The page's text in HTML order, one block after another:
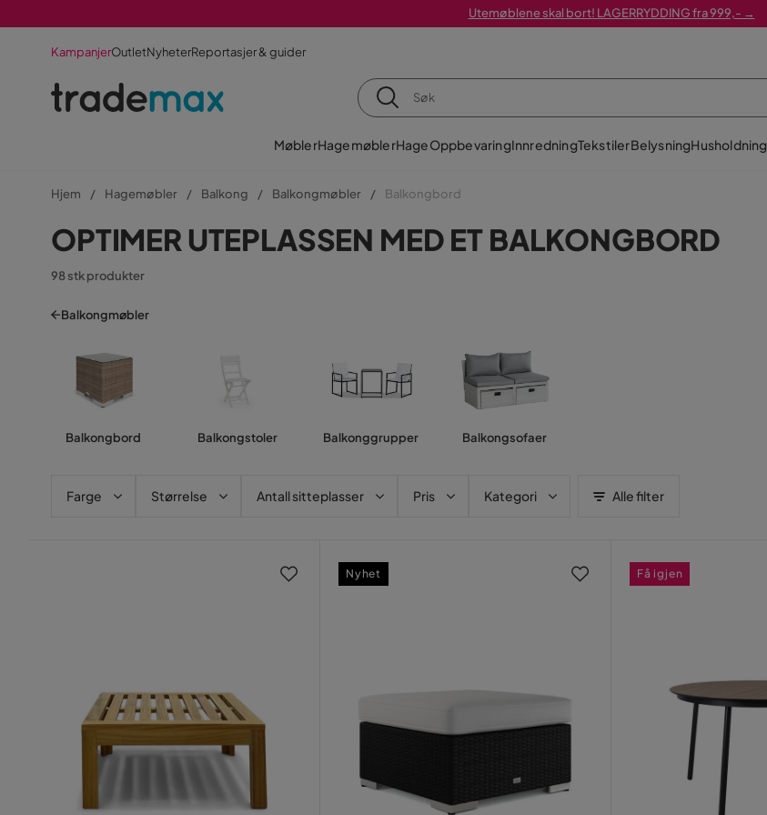
Utemøblene skal bort! LAGERRYDDING fra 999,- →
KampanjerOutletNyheterReportasjer & guider
MøblerHagemøblerHageOppbevaringInnredningTekstilerBelysningHusholdning
Hjem Hagemøbler Balkong Balkongmøbler Balkongbord
OPTIMER UTEPLASSEN MED ET BALKONGBORD
98 stk produkter
Balkongmøbler
Balkongbord Balkongstoler Balkonggrupper Balkongsofaer
Farge Størrelse Antall sitteplasser Pris Kategori Alle filter
Nyhet Få igjen